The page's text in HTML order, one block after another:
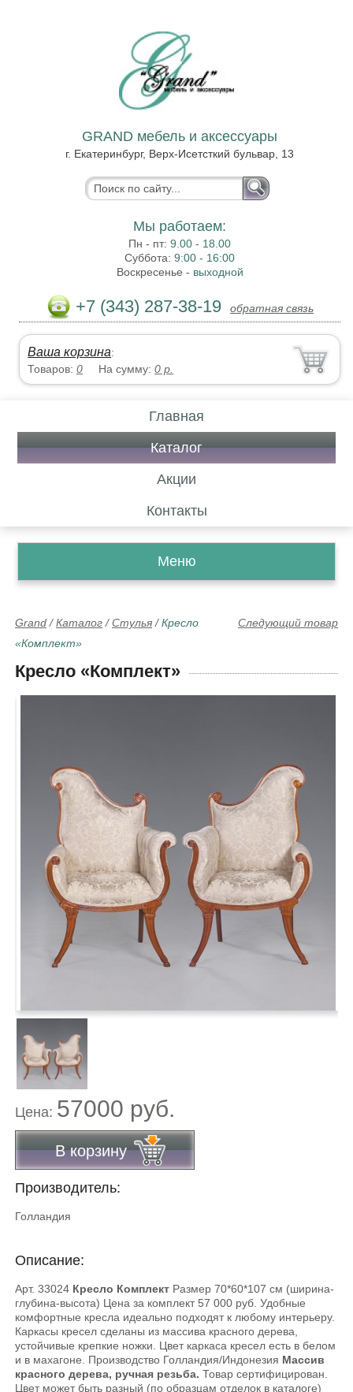
GRAND мебель и аксессуары
г. Екатеринбург, Верх-Исетсткий бульвар, 13
Мы работаем:
Пн - пт:9.00 - 18.00
Суббота:9:00 - 16:00
Воскресенье - выходной
+7 (343) 287-38-19 обратная связь
Ваша корзина:
Товаров:0 На сумму:0 р.
Главная
Каталог
Акции
Контакты
Меню
Следующий товар
Grand /Каталог /Стулья /Кресло
«Комплект»
Кресло «Комплект»
Цена: 57000 руб.
В корзину
Производитель:
Голландия
Описание:
Арт. 33024 Кресло Комплект Размер 70*60*107 см (ширина-
глубина-высота) Цена за комплект 57 000 руб. Удобные
комфортные кресла идеально подходят к любому интерьеру.
Каркасы кресел сделаны из массива красного дерева,
устойчивые крепкие ножки. Цвет каркаса кресел есть в белом
и в махагоне. Производство Голландия/Индонезия Массив
красного дерева, ручная резьба. Товар сертифицирован.
Цвет может быть разный (по образцам отделок в каталоге)